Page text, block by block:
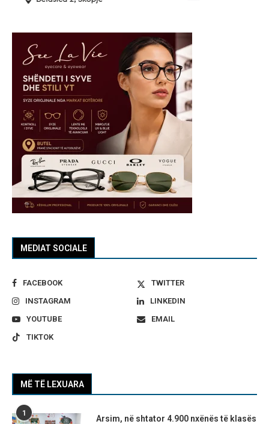
MEDIAT SOCIALE
FACEBOOK
TWITTER
INSTAGRAM
LINKEDIN
YOUTUBE
EMAIL
TIKTOK
MË TË LEXUARA
1
Arsim, në shtator 4.900 nxënës të klasës